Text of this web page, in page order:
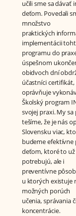
učili sme sa dávať
deťom. Povedali
množstvo
praktických
implementácii
programu do
úspešnom
obidvoch dní
účastníci
oprávňuje
Školský program
svojej praxi. My sa
tešíme, že je nás
Slovensku viac,
budeme
deťom, ktoré to
potrebujú, ale i
preventívne
u ktorých existuje
možných porúch
učenia, správania
koncentrácie.